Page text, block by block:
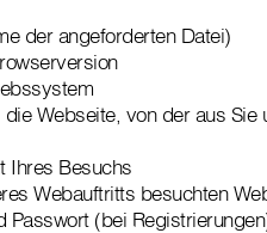
der angeforderten Datei)
Webseite, von der aus
Ihres Besuchs
Webauftritts besuchten
Passwort (bei